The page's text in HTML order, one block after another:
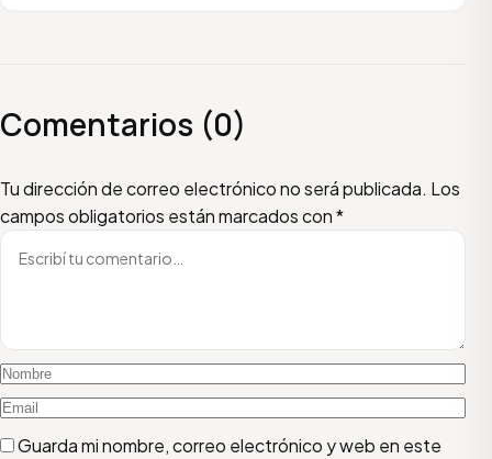
Comentarios (0)
Tu dirección de correo electrónico no será publicada. Los
campos obligatorios están marcados con*
Escribí tu comentario
Nombre
Email
Guarda mi nombre, correo electrónico y web en este